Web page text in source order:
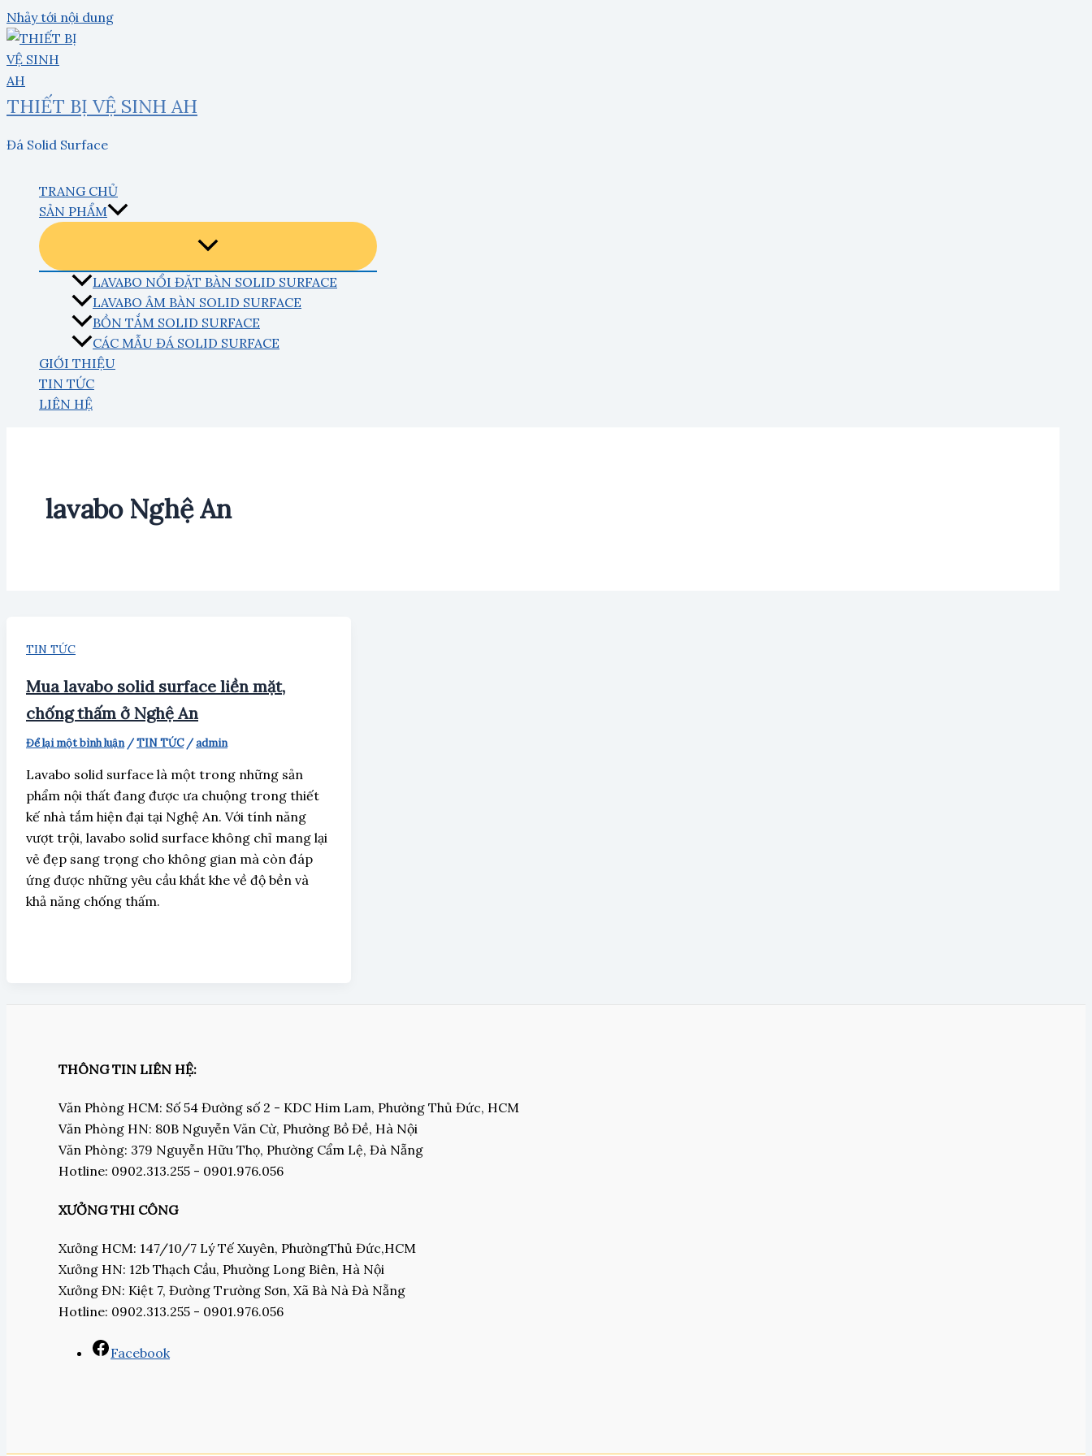
Nhảy tới nội dung
THIẾT BỊ VỆ SINH AH
Đá Solid Surface
TRANG CHỦ
SẢN PHẨM
LAVABO NỔI ĐẶT BÀN SOLID SURFACE
LAVABO ÂM BÀN SOLID SURFACE
BỒN TẮM SOLID SURFACE
CÁC MẪU ĐÁ SOLID SURFACE
GIỚI THIỆU
TIN TỨC
LIÊN HỆ
lavabo Nghệ An
TIN TỨC
Mua lavabo solid surface liền mặt,
chống thấm ở Nghệ An
Để lại một bình luận /TIN TỨC/admin
Lavabo solid surface là một trong những sản
phẩm nội thất đang được ưa chuộng trong thiết
kế nhà tắm hiện đại tại Nghệ An. Với tính năng
vượt trội, lavabo solid surface không chỉ mang lại
vẻ đẹp sang trọng cho không gian mà còn đáp
ứng được những yêu cầu khắt khe về độ bền và
khả năng chống thấm.
THÔNG TIN LIÊN HỆ:
Văn Phòng HCM: Số 54 Đường số 2 - KDC Him Lam, Phường Thủ Đức, HCM
Văn Phòng HN: 80B Nguyễn Văn Cừ, Phường Bồ Đề, Hà Nội
Văn Phòng: 379 Nguyễn Hữu Thọ, Phường Cẩm Lệ, Đà Nẵng
Hotline: 0902.313.255 - 0901.976.056
XƯỞNG THI CÔNG
Xưởng HCM: 147/10/7 Lý Tế Xuyên, PhườngThủ Đức,HCM
Xưởng HN: 12b Thạch Cầu, Phường Long Biên, Hà Nội
Xưởng ĐN: Kiệt 7, Đường Trường Sơn, Xã Bà Nà Đà Nẵng
Hotline: 0902.313.255 - 0901.976.056
Facebook